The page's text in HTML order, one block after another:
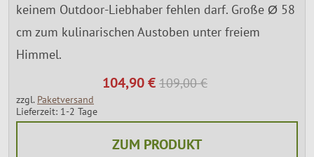
keinem Outdoor-Liebhaber fehlen darf. Große Ø 58
cm zum kulinarischen Austoben unter freiem
Himmel.
104,90 € 109,00 €
zzgl. Paketversand
Lieferzeit: 1-2 Tage
ZUM PRODUKT